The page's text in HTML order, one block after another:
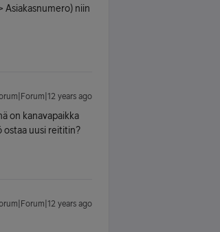
Asiakasnumero) niin
years ago
on kanavapaikka
ostaa uusi reititin?
years ago